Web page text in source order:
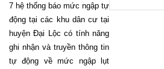
7 hệ thống báo mức ngập tự
động tại các khu dân cư tại
huyện Đại Lộc có tính năng
ghi nhận và truyền thông tin
tự động về mức ngập lụt